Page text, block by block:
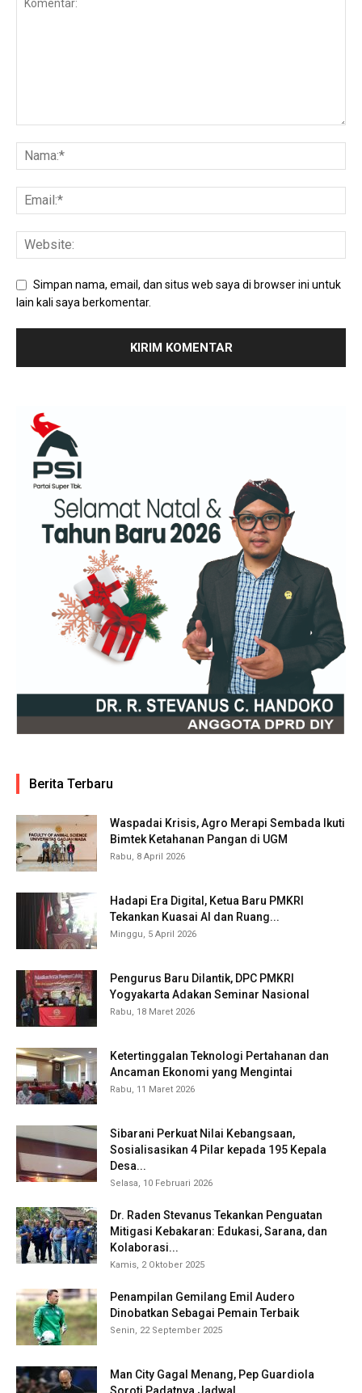
Simpan nama, email, dan situs web saya di browser ini untuk
lain kali saya berkomentar.
Berita Terbaru
Waspadai Krisis, Agro Merapi Sembada Ikuti
Bimtek Ketahanan Pangan di UGM
Rabu, 8 April 2026
Hadapi Era Digital, Ketua Baru PMKRI
Tekankan Kuasai AI dan Ruang...
Minggu, 5 April 2026
Pengurus Baru Dilantik, DPC PMKRI
Yogyakarta Adakan Seminar Nasional
Rabu, 18 Maret 2026
Ketertinggalan Teknologi Pertahanan dan
Ancaman Ekonomi yang Mengintai
Rabu, 11 Maret 2026
Sibarani Perkuat Nilai Kebangsaan,
Sosialisasikan 4 Pilar kepada 195 Kepala
Desa...
Selasa, 10 Februari 2026
Dr. Raden Stevanus Tekankan Penguatan
Mitigasi Kebakaran: Edukasi, Sarana, dan
Kolaborasi...
Kamis, 2 Oktober 2025
Penampilan Gemilang Emil Audero
Dinobatkan Sebagai Pemain Terbaik
Senin, 22 September 2025
Man City Gagal Menang, Pep Guardiola
Soroti Padatnya Jadwal